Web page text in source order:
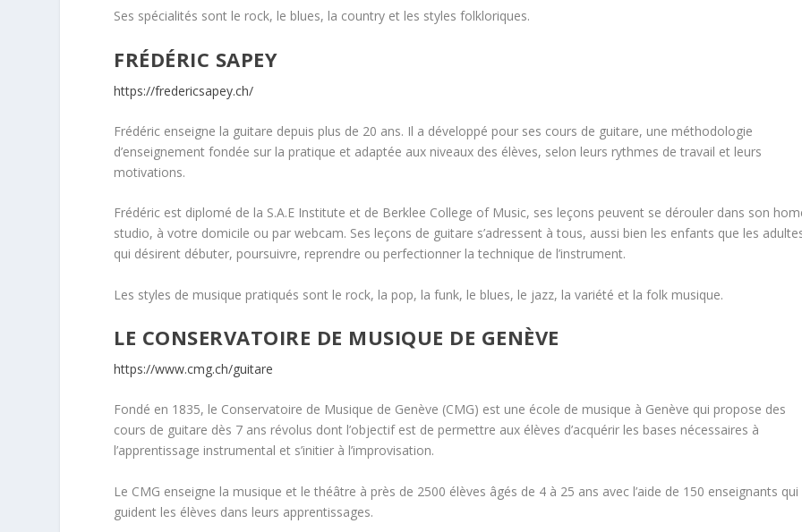
Ses spécialités sont le rock, le blues, la country et les styles folkloriques.
FRÉDÉRIC SAPEY
https://fredericsapey.ch/
Frédéric enseigne la guitare depuis plus de 20 ans. Il a développé pour ses cours de guitare, une méthodologie
d’enseignement fondée sur la pratique et adaptée aux niveaux des élèves, selon leurs rythmes de travail et leurs
motivations.
Frédéric est diplomé de la S.A.E Institute et de Berklee College of Music, ses leçons peuvent se dérouler dans son
studio, à votre domicile ou par webcam. Ses leçons de guitare s’adressent à tous, aussi bien les enfants que les
qui désirent débuter, poursuivre, reprendre ou perfectionner la technique de l’instrument.
Les styles de musique pratiqués sont le rock, la pop, la funk, le blues, le jazz, la variété et la folk musique.
LE CONSERVATOIRE DE MUSIQUE DE GENÈVE
https://www.cmg.ch/guitare
Fondé en 1835, le Conservatoire de Musique de Genève (CMG) est une école de musique à Genève qui propose des
cours de guitare dès 7 ans révolus dont l’objectif est de permettre aux élèves d’acquérir les bases nécessaires à
l’apprentissage instrumental et s’initier à l’improvisation.
Le CMG enseigne la musique et le théâtre à près de 2500 élèves âgés de 4 à 25 ans avec l’aide de 150 enseignants qui
guident les élèves dans leurs apprentissages.